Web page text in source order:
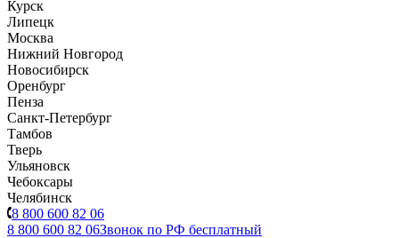
Курск
Липецк
Москва
Нижний Новгород
Новосибирск
Оренбург
Пенза
Санкт-Петербург
Тамбов
Тверь
Ульяновск
Чебоксары
Челябинск
8 800 600 82 06
8 800 600 82 06Звонок по РФ бесплатный